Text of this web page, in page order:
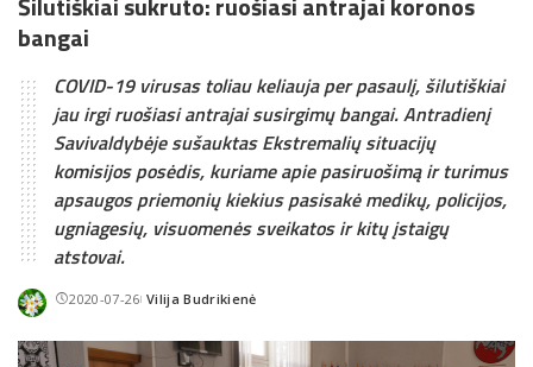
bangai
COVID-19 virusas toliau keliauja per pasaulį, šilutiškiai
jau irgi ruošiasi antrajai susirgimų bangai. Antradienį
Savivaldybėje sušauktas Ekstremalių situacijų
komisijos posėdis, kuriame apie pasiruošimą ir turimus
apsaugos priemonių kiekius pasisakė medikų, policijos,
ugniagesių, visuomenės sveikatos ir kitų įstaigų
atstovai.
2020-07-26Posted
Vilija Budrikienė